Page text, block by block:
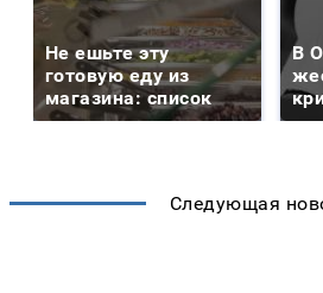
Не ешьте эту
готовую еду из
магазина: список
В
Следующая